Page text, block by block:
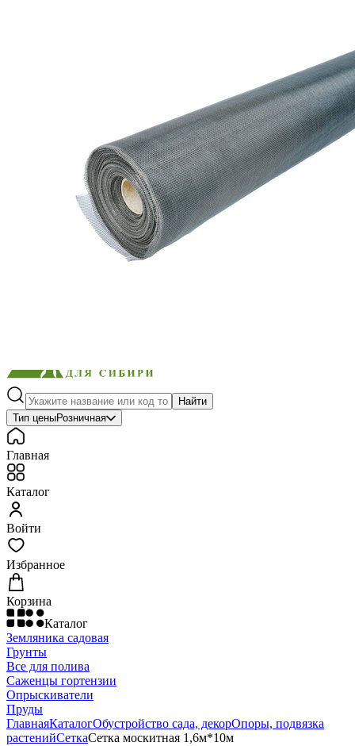
Газонные травы, сидераты
Горшки, рассадники, аксессуары
Посадочный материал
Садовый инструмент, инвентарь
Найти
Тип ценыРозничная
Главная
Каталог
Войти
Избранное
Корзина
Каталог
Земляника садовая
Грунты
Все для полива
Саженцы гортензии
Опрыскиватели
Пруды
ГлавнаяКаталогОбустройство сада, декорОпоры, подвязка
растенийСеткаСетка москитная 1,6м*10м